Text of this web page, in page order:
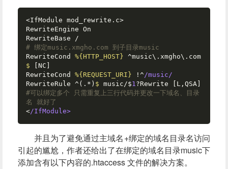
<IfModule mod_rewrite.c>
RewriteEngine On
# 绑定music.xmgho.com 到子目录music
RewriteCond %{HTTP_HOST} ^music\.xmgho\.com
$
[NC]
RewriteCond %{REQUEST_URI} !^/music/
RewriteRule ^(.*) $ music/$1
#可以绑定多个 只需重复上三行代码并更改一下域名、目录
名 就好了
</IfModule>
并且为了避免通过主域名+绑定的域名目录名访问
引起的尴尬，作者还给出了在绑定的域名目录music下
添加含有以下内容的.htaccess 文件的解决方案。